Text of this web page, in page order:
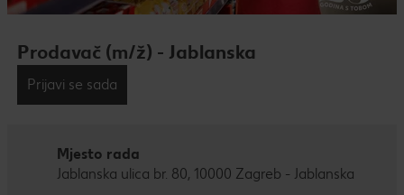
Prodavač (m/ž) - Jablanska
Prijavi se sada
Mjesto rada
Jablanska ulica br. 80, 10000 Zagreb - Jablanska